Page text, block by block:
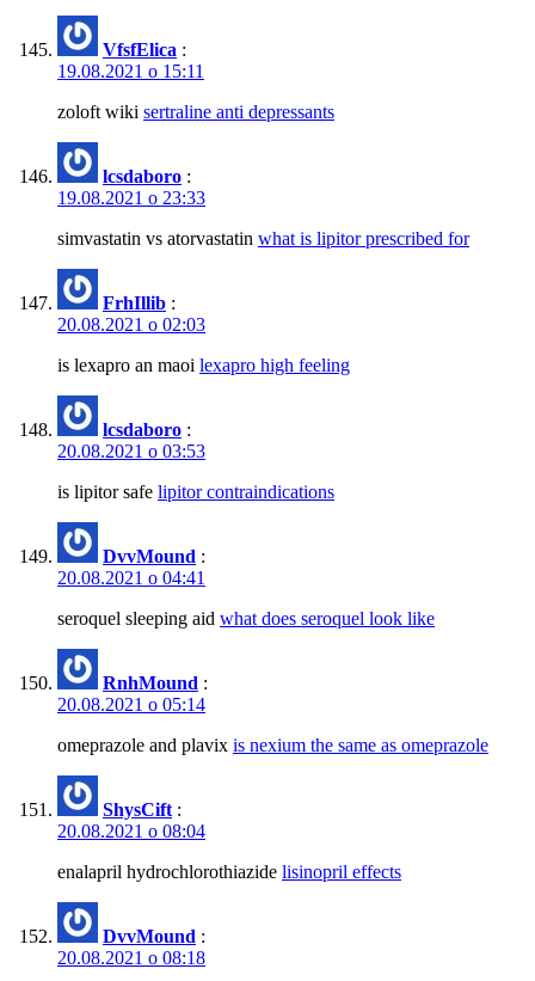
VfsfElica :
19.08.2021 о 15:11
zoloft wiki sertraline anti depressants
lcsdaboro :
19.08.2021 о 23:33
simvastatin vs atorvastatin what is lipitor prescribed for
FrhIllib :
20.08.2021 о 02:03
is lexapro an maoi lexapro high feeling
lcsdaboro :
20.08.2021 о 03:53
is lipitor safe lipitor contraindications
DvvMound :
20.08.2021 о 04:41
seroquel sleeping aid what does seroquel look like
RnhMound :
20.08.2021 о 05:14
omeprazole and plavix is nexium the same as omeprazole
ShysCift :
20.08.2021 о 08:04
enalapril hydrochlorothiazide lisinopril effects
DvvMound :
20.08.2021 о 08:18